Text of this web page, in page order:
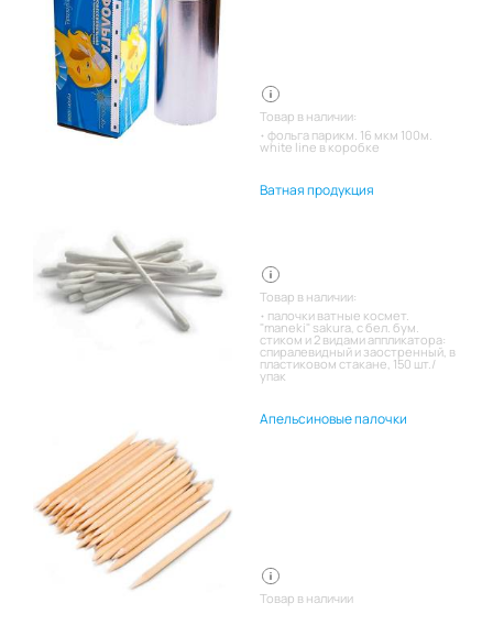
Товар в наличии:
фольга парикм. 16 мкм 100м.
white line в коробке
Ватная продукция
Товар в наличии:
палочки ватные космет.
"maneki" sakura, с бел. бум.
стиком и 2 видами аппликатора:
спиралевидный и заостренный, в
пластиковом стакане, 150 шт./
упак
Апельсиновые палочки
Товар в наличии